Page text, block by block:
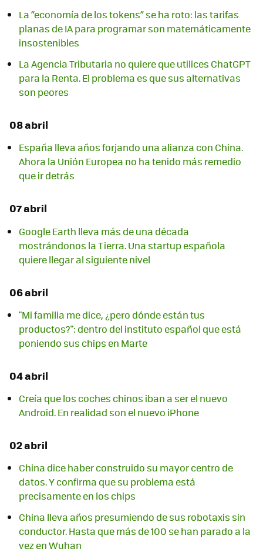
La “economía de los tokens” se ha roto: las tarifas
planas de IA para programar son matemáticamente
insostenibles
La Agencia Tributaria no quiere que utilices ChatGPT
para la Renta. El problema es que sus alternativas
son peores
08 abril
España lleva años forjando una alianza con China.
Ahora la Unión Europea no ha tenido más remedio
que ir detrás
07 abril
Google Earth lleva más de una década
mostrándonos la Tierra. Una startup española
quiere llegar al siguiente nivel
06 abril
"Mi familia me dice, ¿pero dónde están tus
productos?": dentro del instituto español que está
poniendo sus chips en Marte
04 abril
Creía que los coches chinos iban a ser el nuevo
Android. En realidad son el nuevo iPhone
02 abril
China dice haber construido su mayor centro de
datos. Y confirma que su problema está
precisamente en los chips
China lleva años presumiendo de sus robotaxis sin
conductor. Hasta que más de 100 se han parado a la
vez en Wuhan